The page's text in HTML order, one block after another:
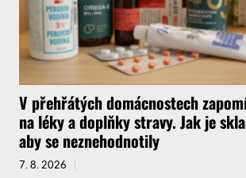
V přehřátých domácnostech
na léky a doplňky stravy. Jak je
aby se neznehodnotily
7. 8. 2026